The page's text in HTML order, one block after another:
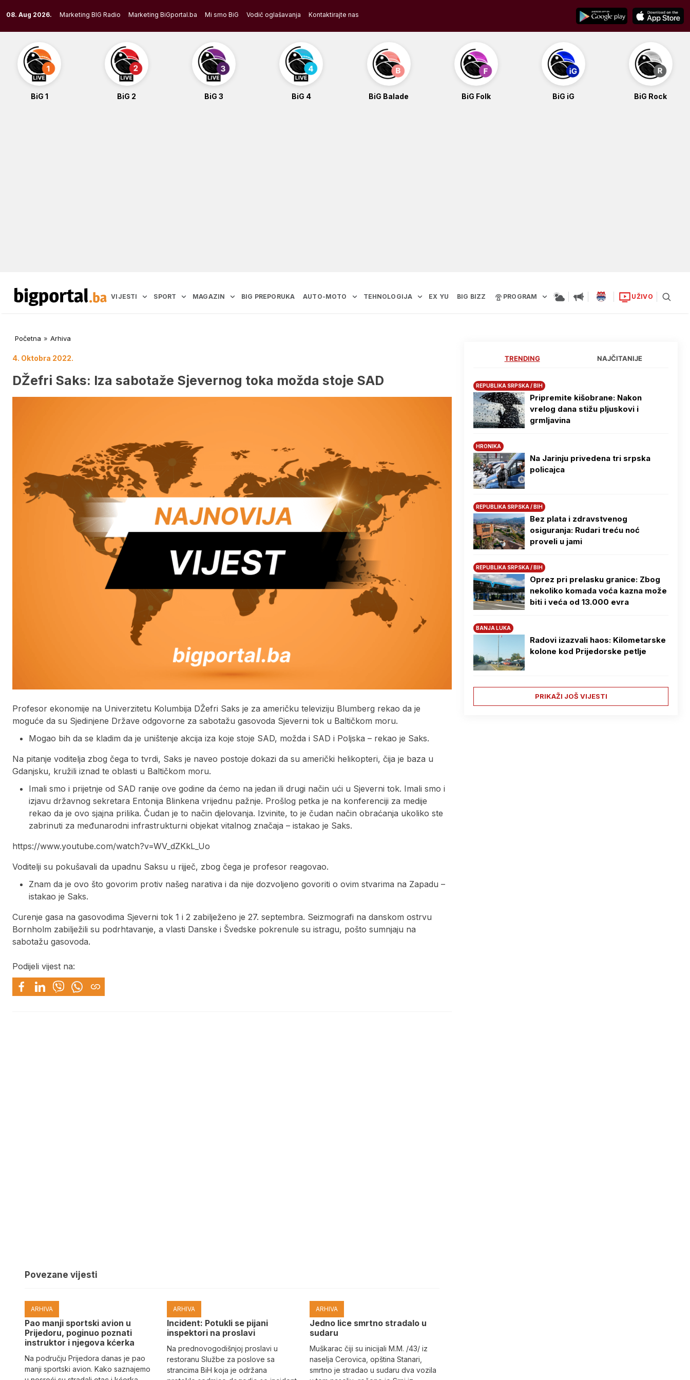
to
content
08. Aug 2026. Marketing BIG Radio Marketing BiGportal.ba Mi smo BiG Vodič oglašavanja Kontaktirajte nas
BiG 1 BiG 2 BiG 3 BiG 4 BiG Balade BiG Folk BiG iG BiG Rock
VIJESTI SPORT MAGAZIN BIG PREPORUKA AUTO-MOTO TEHNOLOGIJA EX YU BIG BIZZ PROGRAM UŽIVO
Početna » Arhiva
4. Oktobra 2022.
DŽefri Saks: Iza sabotaže Sjevernog toka možda stoje SAD
Profesor ekonomije na Univerzitetu Kolumbija DŽefri Saks je za američku televiziju Blumberg rekao da je
moguće da su Sjedinjene Države odgovorne za sabotažu gasovoda Sjeverni tok u Baltičkom moru.
Mogao bih da se kladim da je uništenje akcija iza koje stoje SAD, možda i SAD i Poljska – rekao je Saks.
Na pitanje voditelja zbog čega to tvrdi, Saks je naveo postoje dokazi da su američki helikopteri, čija je baza u
Gdanjsku, kružili iznad te oblasti u Baltičkom moru.
Imali smo i prijetnje od SAD ranije ove godine da ćemo na jedan ili drugi način ući u Sjeverni tok. Imali smo i
izjavu državnog sekretara Entonija Blinkena vrijednu pažnje. Prošlog petka je na konferenciji za medije
rekao da je ovo sjajna prilika. Čudan je to način djelovanja. Izvinite, to je čudan način obraćanja ukoliko ste
zabrinuti za međunarodni infrastrukturni objekat vitalnog značaja – istakao je Saks.
https://www.youtube.com/watch?v=WV_dZKkL_Uo
Voditelji su pokušavali da upadnu Saksu u rijječ, zbog čega je profesor reagovao.
Znam da je ovo što govorim protiv našeg narativa i da nije dozvoljeno govoriti o ovim stvarima na Zapadu –
istakao je Saks.
Curenje gasa na gasovodima Sjeverni tok 1 i 2 zabilježeno je 27. septembra. Seizmografi na danskom ostrvu
Bornholm zabilježili su podrhtavanje, a vlasti Danske i Švedske pokrenule su istragu, pošto sumnjaju na
sabotažu gasovoda.
Podijeli vijest na:
Povezane vijesti
ARHIVA
Pao manji sportski avion u
Prijedoru, poginuo poznati
instruktor i njegova kćerka
Na području Prijedora danas je pao
manji sportski avion. Kako saznajemo
ARHIVA
Incident: Potukli se pijani
inspektori na proslavi
Na prednovogodišnjoj proslavi u
restoranu Službe za poslove sa
strancima BiH koja je održana
ARHIVA
Јedno lice smrtno stradalo u
sudaru
Muškarac čiji su inicijali M.M. /43/ iz
naselja Cerovica, opština Stanari,
smrtno je stradao u sudaru dva vozila
TRENDING NAJČITANIJE
REPUBLIKA SRPSKA / BIH
Pripremite kišobrane: Nakon
vrelog dana stižu pljuskovi i
grmljavina
HRONIKA
Na Јarinju privedena tri srpska
policajca
REPUBLIKA SRPSKA / BIH
Bez plata i zdravstvenog
osiguranja: Rudari treću noć
proveli u jami
REPUBLIKA SRPSKA / BIH
Oprez pri prelasku granice: Zbog
nekoliko komada voća kazna može
biti i veća od 13.000 evra
BANJA LUKA
Radovi izazvali haos: Kilometarske
kolone kod Prijedorske petlje
PRIKAŽI JOŠ VIJESTI